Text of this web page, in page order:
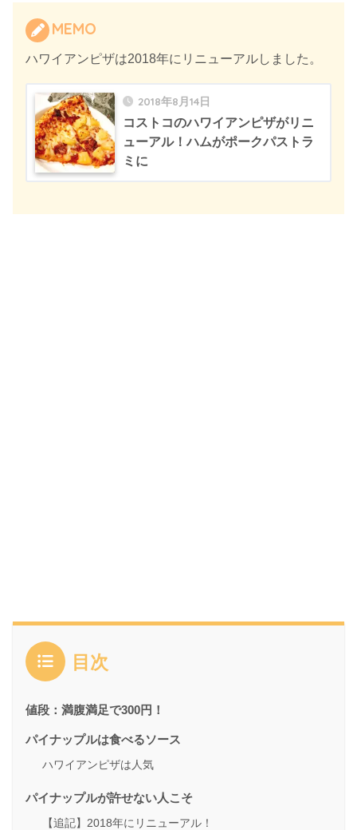
MEMO
ハワイアンピザは2018年にリニューアルしました。
2018年8月14日
コストコのハワイアンピザがリニ
ューアル！ハムがポークパストラ
ミに
目次
値段：満腹満足で300円！
パイナップルは食べるソース
ハワイアンピザは人気
パイナップルが許せない人こそ
【追記】2018年にリニューアル！